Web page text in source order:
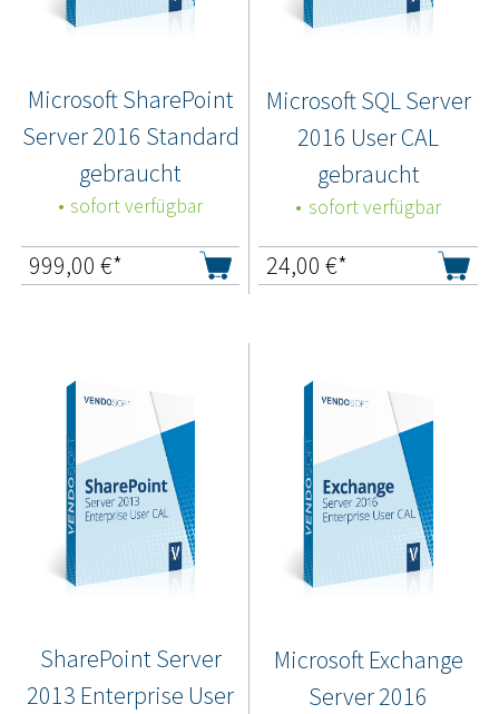
Microsoft SharePoint
Server 2016 Standard
gebraucht
sofort verfügbar
999,00 €*
Microsoft SQL Server
2016 User CAL
gebraucht
sofort verfügbar
24,00 €*
SharePoint Server
2013 Enterprise User
Microsoft Exchange
Server 2016